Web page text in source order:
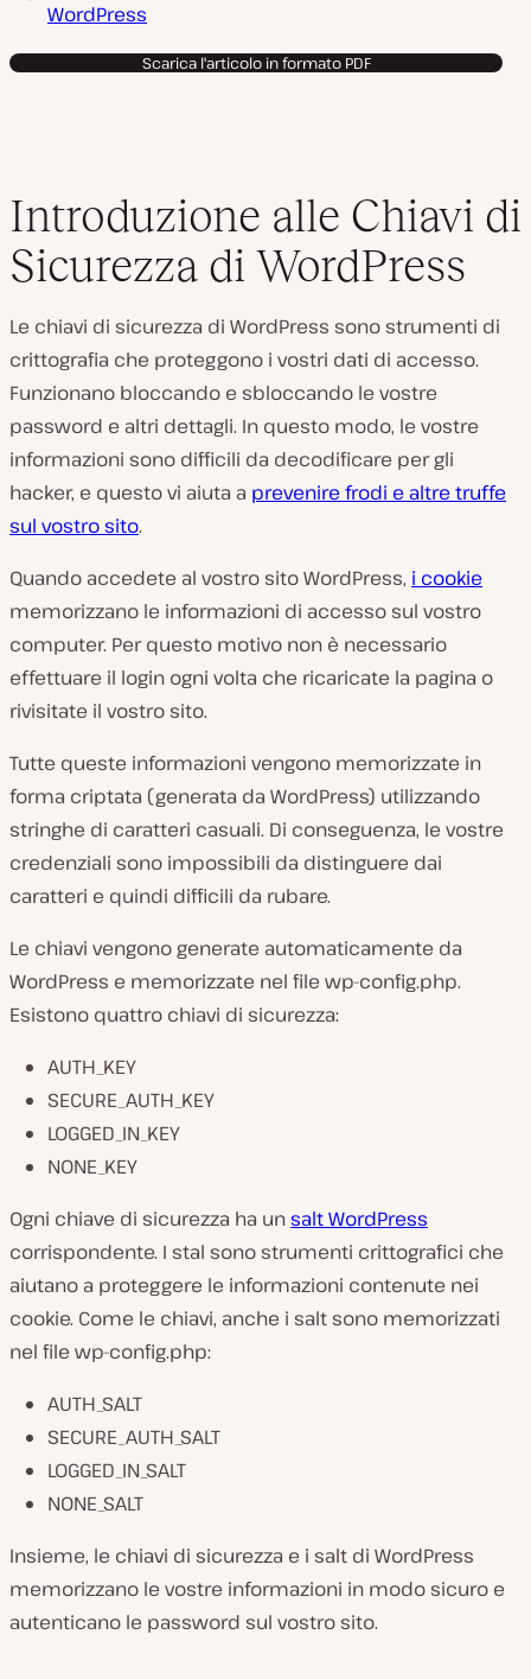
WordPress
Scarica l'articolo in formato PDF
Introduzione alle Chiavi di
Sicurezza di WordPress
Le chiavi di sicurezza di WordPress sono strumenti di
crittografia che proteggono i vostri dati di accesso.
Funzionano bloccando e sbloccando le vostre
password e altri dettagli. In questo modo, le vostre
informazioni sono difficili da decodificare per gli
hacker, e questo vi aiuta a prevenire frodi e altre truffe
sul vostro sito.
Quando accedete al vostro sito WordPress, i cookie
memorizzano le informazioni di accesso sul vostro
computer. Per questo motivo non è necessario
effettuare il login ogni volta che ricaricate la pagina o
rivisitate il vostro sito.
Tutte queste informazioni vengono memorizzate in
forma criptata (generata da WordPress) utilizzando
stringhe di caratteri casuali. Di conseguenza, le vostre
credenziali sono impossibili da distinguere dai
caratteri e quindi difficili da rubare.
Le chiavi vengono generate automaticamente da
WordPress e memorizzate nel file wp-config.php.
Esistono quattro chiavi di sicurezza:
AUTH_KEY
SECURE_AUTH_KEY
LOGGED_IN_KEY
NONE_KEY
Ogni chiave di sicurezza ha unsalt WordPress
corrispondente. I stal sono strumenti crittografici che
aiutano a proteggere le informazioni contenute nei
cookie. Come le chiavi, anche i salt sono memorizzati
nel file wp-config.php:
AUTH_SALT
SECURE_AUTH_SALT
LOGGED_IN_SALT
NONE_SALT
Insieme, le chiavi di sicurezza e i salt di WordPress
memorizzano le vostre informazioni in modo sicuro e
autenticano le password sul vostro sito.